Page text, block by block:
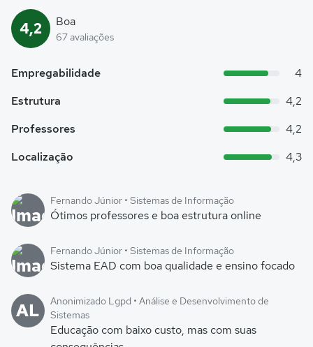
4,2 Boa
67 avaliações
Empregabilidade
4
Estrutura
4,2
Professores
4,2
Localização
4,3
Fernando Júnior • Sistemas de Informação
Ótimos professores e boa estrutura online
Fernando Júnior • Sistemas de Informação
Sistema EAD com boa qualidade e ensino focado
AL
Anonimizado Lgpd • Análise e Desenvolvimento de
Sistemas
Educação com baixo custo, mas com suas